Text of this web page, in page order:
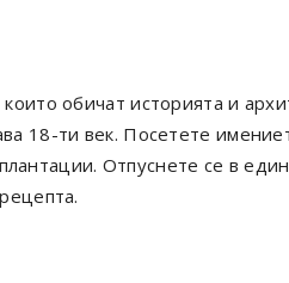
обичат историята и
18-ти век. Посетете
Отпуснете се в